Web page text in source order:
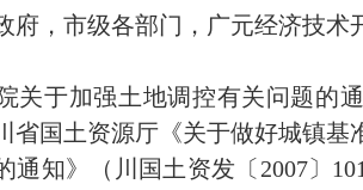
府，市级各部门，广元经济技术
关于加强土地调控有关问题的
省国土资源厅《关于做好城镇基
通知》（川国土资发〔2007〕